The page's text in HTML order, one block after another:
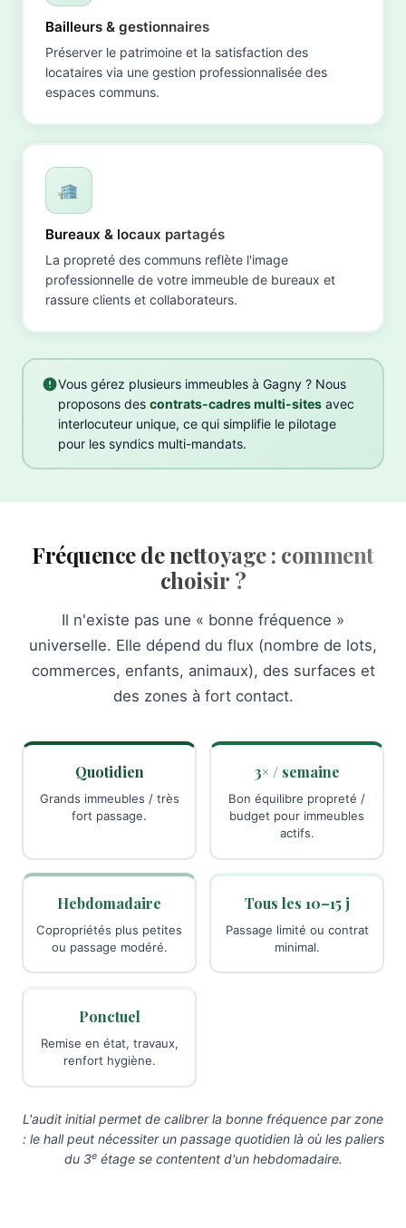
Bailleurs & gestionnaires
Préserver le patrimoine et la satisfaction des
locataires via une gestion professionnalisée des
espaces communs.
Bureaux & locaux partagés
La propreté des communs reflète l'image
professionnelle de votre immeuble de bureaux et
rassure clients et collaborateurs.
Vous gérez plusieurs immeubles à Gagny ? Nous
proposons des contrats-cadres multi-sitesavec
interlocuteur unique, ce qui simplifie le pilotage
pour les syndics multi-mandats.
Fréquence de nettoyage : comment
choisir ?
Il n'existe pas une « bonne fréquence »
universelle. Elle dépend du flux (nombre de lots,
commerces, enfants, animaux), des surfaces et
des zones à fort contact.
Quotidien
Grands immeubles / très
fort passage.
3× / semaine
Bon équilibre propreté /
budget pour immeubles
actifs.
Hebdomadaire
Copropriétés plus petites
ou passage modéré.
Tous les 10–15 j
Passage limité ou contrat
minimal.
Ponctuel
Remise en état, travaux,
renfort hygiène.
L'audit initial permet de calibrer la bonne fréquence par zone
: le hall peut nécessiter un passage quotidien là où les paliers
du 3eétage se contentent d'un hebdomadaire.